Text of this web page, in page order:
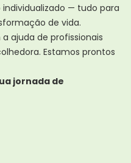
— tudo para
de vida.
ajuda de profissionais
Estamos prontos
jornada de